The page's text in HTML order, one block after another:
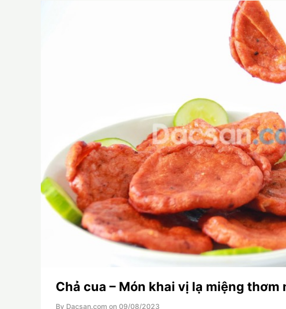
Chả cua – Món khai vị lạ miệng thơm
By Dacsan.com on 09/08/2023